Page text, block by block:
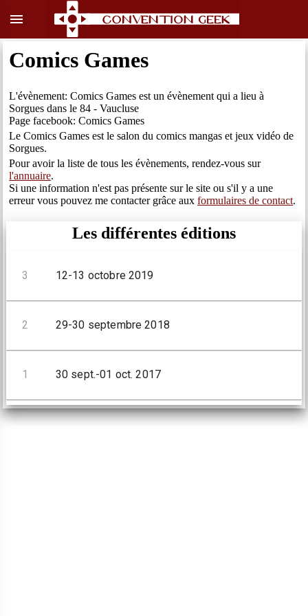
menu
Comics Games
L'évènement: Comics Games est un évènement qui a lieu à
Sorgues dans le 84 - Vaucluse
Page facebook: Comics Games
Le Comics Games est le salon du comics mangas et jeux vidéo de
Sorgues.
Pour avoir la liste de tous les évènements, rendez-vous sur
l'annuaire.
Si une information n'est pas présente sur le site ou s'il y a une
erreur vous pouvez me contacter grâce auxformulaires de contact.
Les différentes éditions
3 12-13 octobre 2019
2 29-30 septembre 2018
1 30 sept.-01 oct. 2017